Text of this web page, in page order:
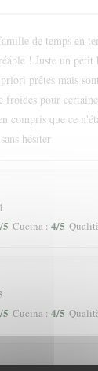
de temps en
! Juste un petit
prêtes mais
froides pour
compris que ce
hésiter
/5 Cucina : 4/5
/5 Cucina : 4/5